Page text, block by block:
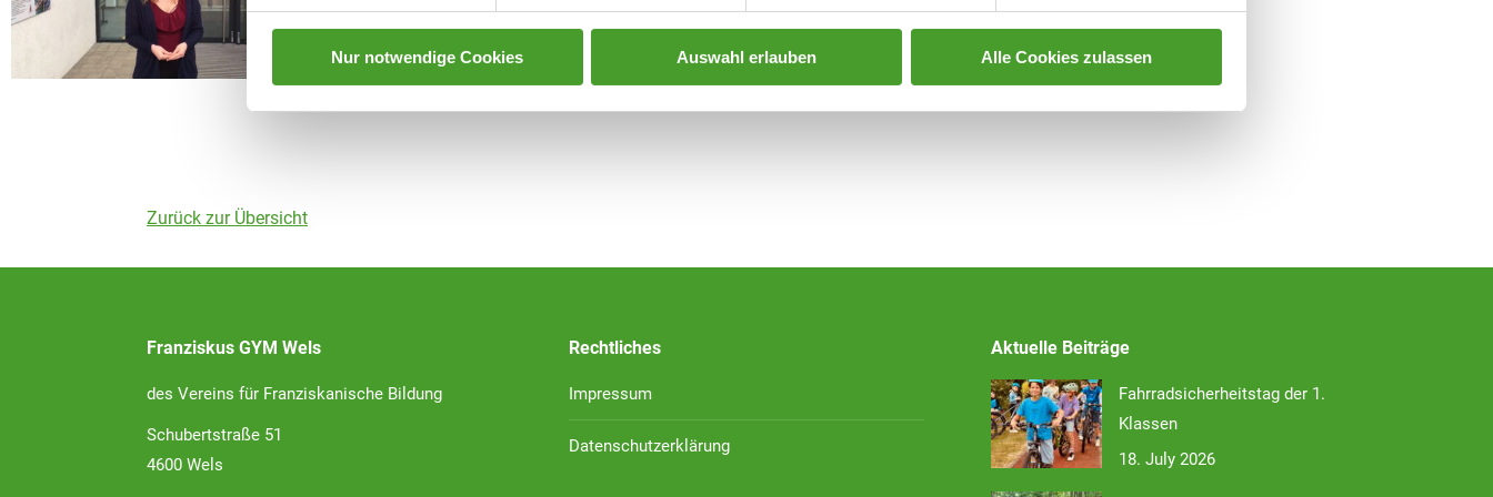
Nur notwendige Cookies Auswahl erlauben Alle Cookies zulassen
Zurück zur Übersicht
Franziskus GYM Wels
des Vereins für Franziskanische Bildung
Schubertstraße 51
4600 Wels
Rechtliches
Impressum
Datenschutzerklärung
Aktuelle Beiträge
Fahrradsicherheitstag der 1.
Klassen
18. July 2026